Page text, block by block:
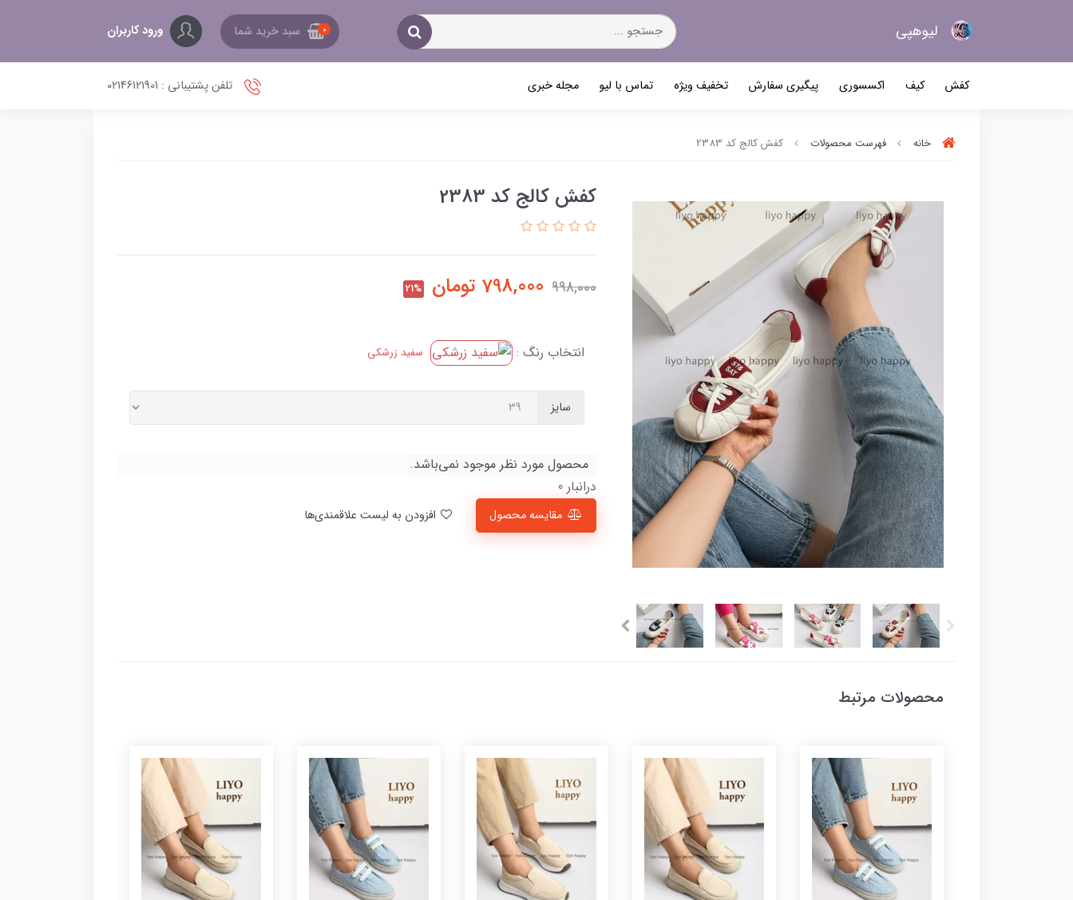
لیو‌هپی 0 سبد خرید شما ورود کاربران
کفش کیف اکسسوری پیگیری سفارش تخفیف ویژه تماس با لیو مجله خبری تلفن پشتیبانی : 02146121901
خانه فهرست محصولات کفش کالج کد 2383
کفش کالج کد 2383
998,000
798,000 تومان 21%
انتخاب رنگ : سفید زرشکی
سایز
محصول مورد نظر موجود نمی‌باشد.
درانبار 0
مقایسه محصول
محصولات مرتبط